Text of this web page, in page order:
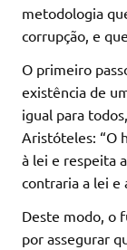
metodologia
corrupção, e
O primeiro
existência de
igual para
Aristóteles: “O
à lei e respeita
contraria a lei e
Deste modo, o
por assegurar